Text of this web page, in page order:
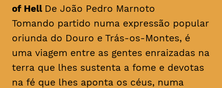
of Hell De João Pedro Marnoto
Tomando partido numa expressão popular
oriunda do Douro e Trás-os-Montes, é
uma viagem entre as gentes enraizadas na
terra que lhes sustenta a fome e devotas
na fé que lhes aponta os céus, numa